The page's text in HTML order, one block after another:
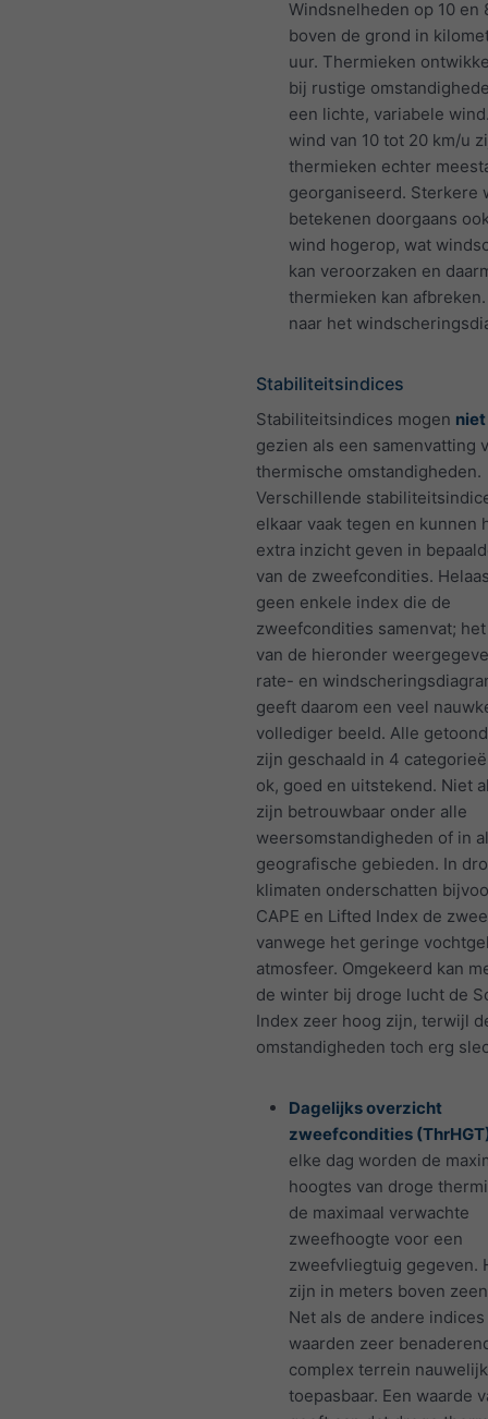
Windsnelheden op 10 en
boven de grond in
uur. Thermieken
bij rustige
een lichte, variabele
wind van 10 tot 20 km/u
thermieken echter
georganiseerd. Sterkere
betekenen doorgaans
wind hogerop, wat
kan veroorzaken en
thermieken kan
naar het
Stabiliteitsindices
Stabiliteitsindices mogen niet
gezien als een samenvatting
thermische omstandigheden.
Verschillende
elkaar vaak tegen en kunnen
extra inzicht geven in
van de zweefcondities.
geen enkele index die de
zweefcondities samenvat;
van de hieronder
rate- en
geeft daarom een veel
vollediger beeld. Alle
zijn geschaald in 4
ok, goed en uitstekend. Niet
zijn betrouwbaar onder alle
weersomstandigheden of in
geografische gebieden. In
klimaten onderschatten
CAPE en Lifted Index de
vanwege het geringe
atmosfeer. Omgekeerd kan
de winter bij droge lucht de
Index zeer hoog zijn, terwijl
omstandigheden toch erg
Dagelijks overzicht
zweefcondities
elke dag worden de
hoogtes van droge
de maximaal verwachte
zweefhoogte voor een
zweefvliegtuig gegeven.
zijn in meters boven
Net als de andere
waarden zeer
complex terrein
toepasbaar. Een waarde